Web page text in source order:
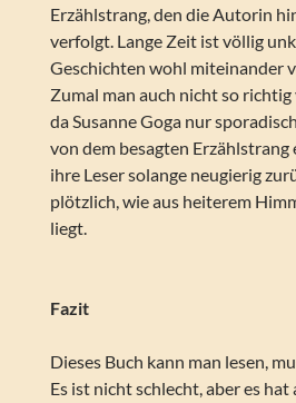
Erzählstrang, den die Autorin
verfolgt. Lange Zeit ist völlig
Geschichten wohl miteinander
Zumal man auch nicht so
da Susanne Goga nur
von dem besagten Erzählstrang
ihre Leser solange neugierig
plötzlich, wie aus heiterem
liegt.
Fazit
Dieses Buch kann man lesen,
Es ist nicht schlecht, aber es